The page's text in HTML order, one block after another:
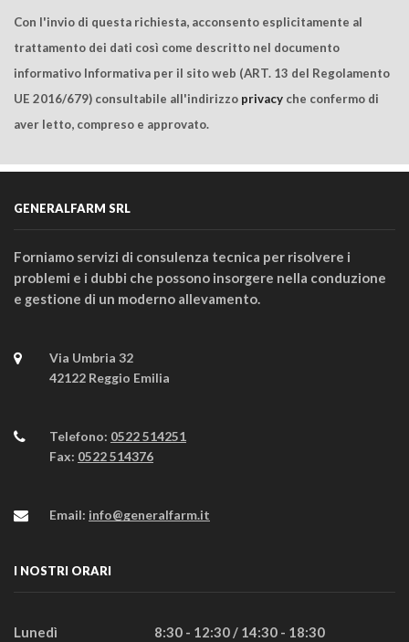
Con l'invio di questa richiesta, acconsento esplicitamente al
trattamento dei dati così come descritto nel documento
informativo Informativa per il sito web (ART. 13 del Regolamento
UE 2016/679) consultabile all'indirizzo privacy che confermo di
aver letto, compreso e approvato.
GENERALFARM SRL
Forniamo servizi di consulenza tecnica per risolvere i
problemi e i dubbi che possono insorgere nella conduzione
e gestione di un moderno allevamento.
Via Umbria 32
42122 Reggio Emilia
Telefono: 0522 514251
Fax: 0522 514376
Email: info@generalfarm.it
I NOSTRI ORARI
Lunedì 8:30 - 12:30 / 14:30 - 18:30